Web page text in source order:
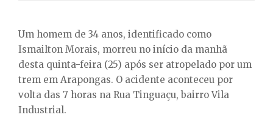
E
N
U
Um homem de 34 anos, identificado como
Ismailton Morais, morreu no início da manhã
desta quinta-feira (25) após ser atropelado por um
trem em Arapongas. O acidente aconteceu por
volta das 7 horas na Rua Tinguaçu, bairro Vila
Industrial.